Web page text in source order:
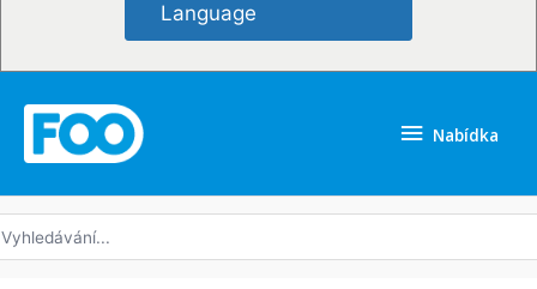
Language
Nabídka